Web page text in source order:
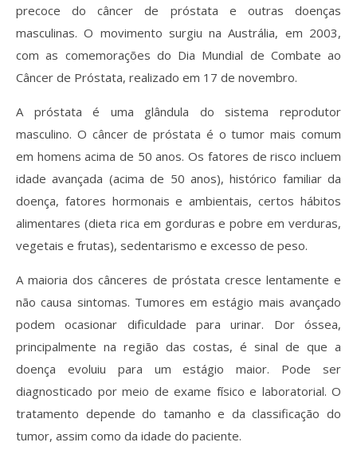
precoce do câncer de próstata e outras doenças
masculinas. O movimento surgiu na Austrália, em 2003,
com as comemorações do Dia Mundial de Combate ao
Câncer de Próstata, realizado em 17 de novembro.
A próstata é uma glândula do sistema reprodutor
masculino. O câncer de próstata é o tumor mais comum
em homens acima de 50 anos. Os fatores de risco incluem
idade avançada (acima de 50 anos), histórico familiar da
doença, fatores hormonais e ambientais, certos hábitos
alimentares (dieta rica em gorduras e pobre em verduras,
vegetais e frutas), sedentarismo e excesso de peso.
A maioria dos cânceres de próstata cresce lentamente e
não causa sintomas. Tumores em estágio mais avançado
podem ocasionar dificuldade para urinar. Dor óssea,
principalmente na região das costas, é sinal de que a
doença evoluiu para um estágio maior. Pode ser
diagnosticado por meio de exame físico e laboratorial. O
tratamento depende do tamanho e da classificação do
tumor, assim como da idade do paciente.